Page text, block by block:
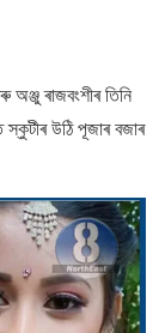
অঞ্জু ৰাজবংশীৰ তিনি
স্কুটীৰ উঠি পূজাৰ বজাৰ